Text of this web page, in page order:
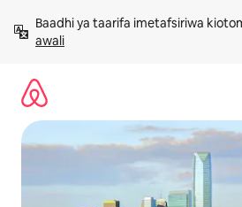
kwenda
kwenye
Baadhi ya taarifa imetafsiriwa
awali